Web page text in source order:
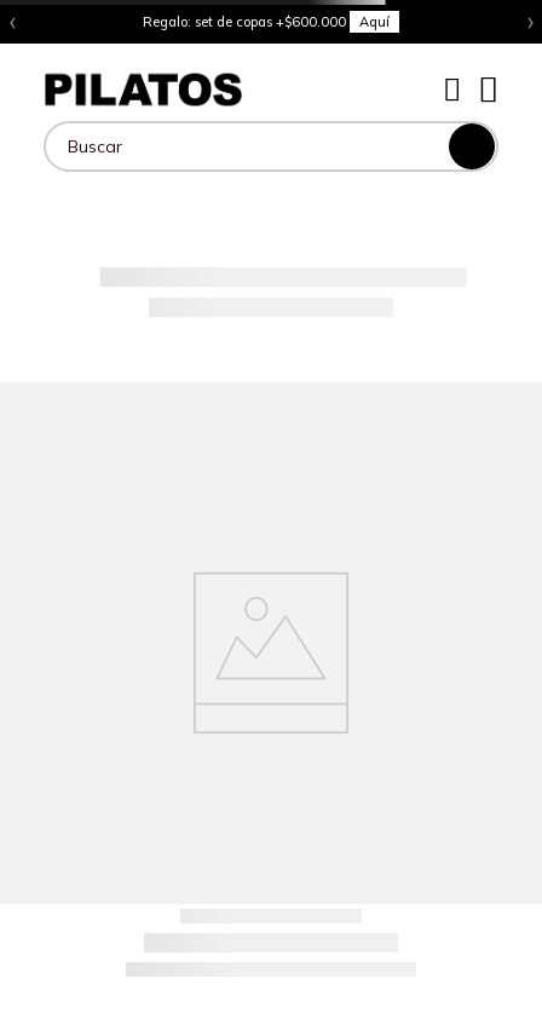
‹ Regalo: set de copas +$600.000 Aquí ›
Buscar